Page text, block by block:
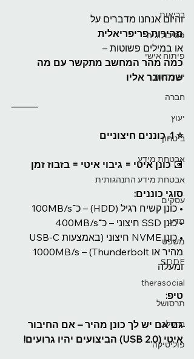
בריאות
פסיכולוגיה
פיתוח אישי
יצירתיות
חברה
יעוץ
ביטחון
אבטחת מידע
אבטחת מידע התנהגותית
עסקים
מדע
משפט
SDDE
therasocial
תרסושל
ברסלב
פוליטיקה
והיום אנחנו מדברים על
מהירות פריפריאלית
או במילים פשוטות –
כמה מהר המחשב מתקשר עם מה
שמחובר אליו
⸻
⭐️ 1. כוננים חיצוניים
💽 כונן איטי = גיבוי איטי = בזבוז זמן
סוגי כוננים:
• כונן קשיח רגיל (HDD) – כ־100MB/s
• כונן SSD חיצוני – כ־400MB/s
ומעלה
טיפ:
גם אם יש לך כונן מהיר – אם החיבור
איטי (USB 2.0) הביצועים יהיו גרועים!